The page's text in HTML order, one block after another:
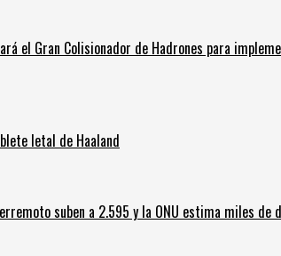
el Gran Colisionador de Hadrones para
letal de Haaland
suben a 2.595 y la ONU estima miles de